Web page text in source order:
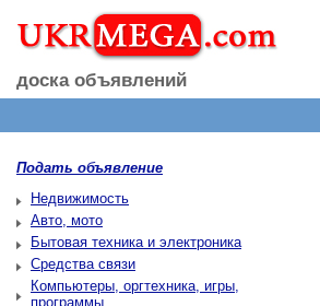
доска объявлений
Подать объявление
Недвижимость
Авто, мото
Бытовая техника и электроника
Средства связи
Компьютеры, оргтехника, игры,
программы